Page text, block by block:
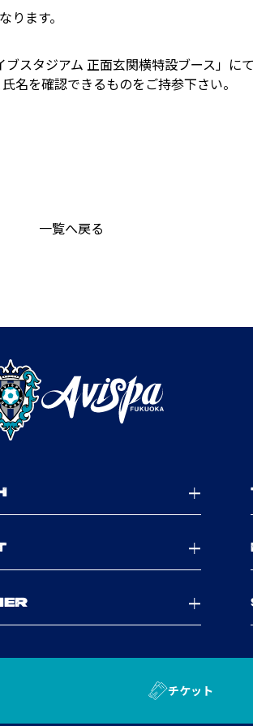
ます。
スタジアム 正面玄関横特設ブース」に
名を確認できるものをご持参下さい。
一覧へ戻る
チケット